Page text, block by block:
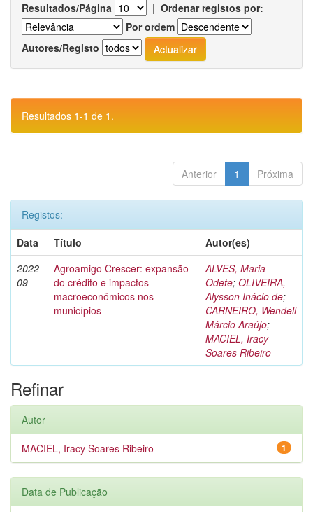
Resultados/Página | Ordenar registos por:
Por ordem
Autores/Registo
Resultados 1-1 de 1.
Anterior 1 Próxima
Registos:
Data
Título
Autor(es)
2022-
09
Agroamigo Crescer: expansão
do crédito e impactos
macroeconômicos nos
municípios
ALVES, Maria
Odete; OLIVEIRA,
Alysson Inácio de;
CARNEIRO, Wendell
Márcio Araújo;
MACIEL, Iracy
Soares Ribeiro
Refinar
Autor
1
MACIEL, Iracy Soares Ribeiro
Data de Publicação